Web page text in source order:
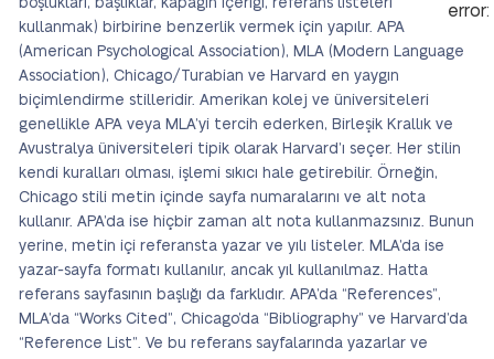
error:
boşlukları, başlıklar, kapağın içeriği, referans listeleri
kullanmak) birbirine benzerlik vermek için yapılır. APA
(American Psychological Association), MLA (Modern Language
Association), Chicago/Turabian ve Harvard en yaygın
biçimlendirme stilleridir. Amerikan kolej ve üniversiteleri
genellikle APA veya MLA’yi tercih ederken, Birleşik Krallık ve
Avustralya üniversiteleri tipik olarak Harvard’ı seçer. Her stilin
kendi kuralları olması, işlemi sıkıcı hale getirebilir. Örneğin,
Chicago stili metin içinde sayfa numaralarını ve alt nota
kullanır. APA’da ise hiçbir zaman alt nota kullanmazsınız. Bunun
yerine, metin içi referansta yazar ve yılı listeler. MLA’da ise
yazar-sayfa formatı kullanılır, ancak yıl kullanılmaz. Hatta
referans sayfasının başlığı da farklıdır. APA’da “References”,
MLA’da “Works Cited”, Chicago’da “Bibliography” ve Harvard’da
“Reference List”. Ve bu referans sayfalarında yazarlar ve